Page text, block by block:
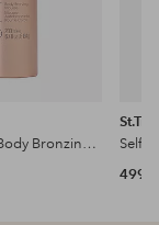
Instant Glow Body Bronzing Mousse 200Ml
499